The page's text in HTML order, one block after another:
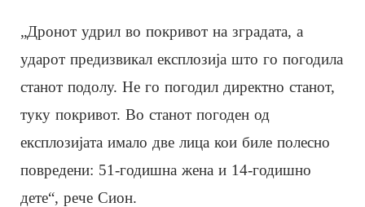
„Дронот удрил во покривот на зградата, а
ударот предизвикал експлозија што го погодила
станот подолу. Не го погодил директно станот,
туку покривот. Во станот погоден од
експлозијата имало две лица кои биле полесно
повредени: 51-годишна жена и 14-годишно
дете“, рече Сион.